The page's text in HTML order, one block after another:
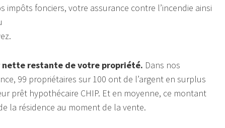
impôts fonciers, votre assurance contre l’incendie ainsi
nette restante de votre propriété. Dans nos
99 propriétaires sur 100 ont de l’argent en surplus
prêt hypothécaire CHIP. Et en moyenne, ce montant
la résidence au moment de la vente.